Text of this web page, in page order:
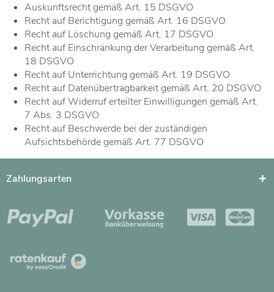
Auskunftsrecht gemäß Art. 15 DSGVO
Recht auf Berichtigung gemäß Art. 16 DSGVO
Recht auf Löschung gemäß Art. 17 DSGVO
Recht auf Einschränkung der Verarbeitung gemäß Art.
18 DSGVO
Recht auf Unterrichtung gemäß Art. 19 DSGVO
Recht auf Datenübertragbarkeit gemäß Art. 20 DSGVO
Recht auf Widerruf erteilter Einwilligungen gemäß Art.
7 Abs. 3 DSGVO
Recht auf Beschwerde bei der zuständigen
Aufsichtsbehörde gemäß Art. 77 DSGVO
Zahlungsarten